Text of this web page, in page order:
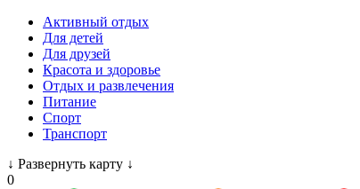
Активный отдых
Для детей
Для друзей
Красота и здоровье
Отдых и развлечения
Питание
Спорт
Транспорт
↓ Развернуть карту ↓
0